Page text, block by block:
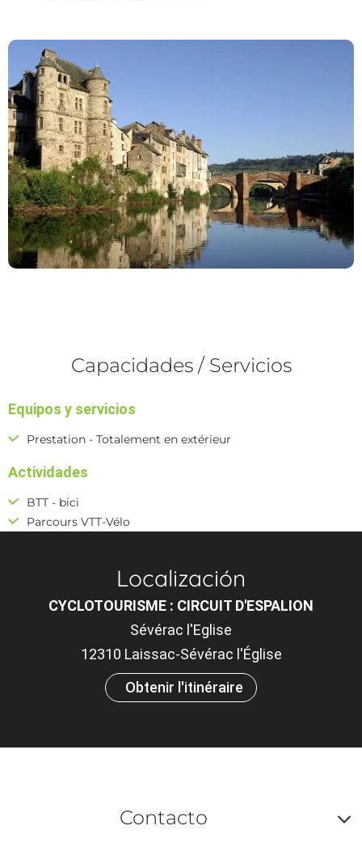
Capacidades / Servicios
Equipos y servicios
Prestation - Totalement en extérieur
Actividades
BTT - bici
Parcours VTT-Vélo
Localización
CYCLOTOURISME : CIRCUIT D'ESPALION
Sévérac l'Eglise
12310 Laissac-Sévérac l'Église
Obtenir l'itinéraire
Contacto